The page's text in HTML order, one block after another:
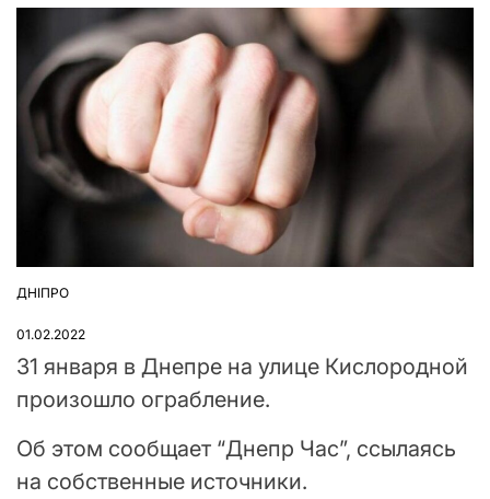
ОПУБЛІКУВАТИ
ДНІПРО
01.02.2022
31 января в Днепре на улице Кислородной
произошло ограбление.
Об этом сообщает “Днепр Час”, ссылаясь
на собственные источники.